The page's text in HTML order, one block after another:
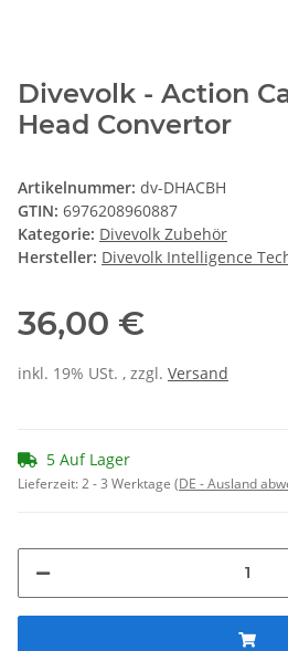
Divevolk - Action
Head Convertor
Artikelnummer: dv-DHACBH
GTIN: 6976208960887
Kategorie: Divevolk Zubehör
Hersteller: Divevolk Intelligence
36,00 €
inkl. 19% USt. , zzgl. Versand
5 Auf Lager
Lieferzeit:2 - 3 Werktage (DE - Ausland